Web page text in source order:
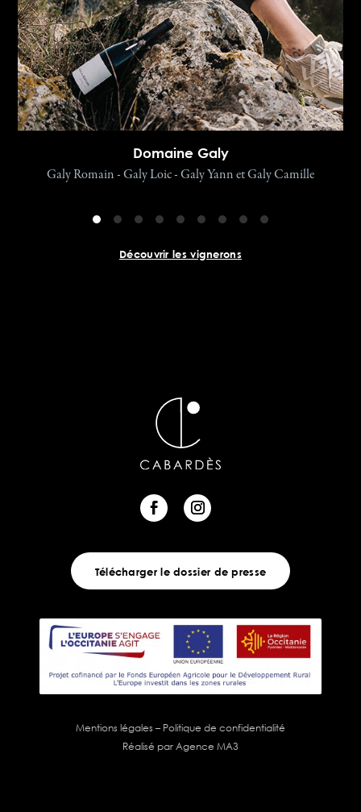
Domaine Galy
Galy Romain - Galy Loic - Galy Yann et Galy Camille
Découvrir les vignerons
Télécharger le dossier de presse
Mentions légales – Politique de confidentialité
Réalisé par Agence MA3